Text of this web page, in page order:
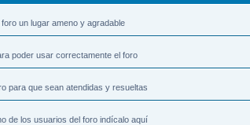
un lugar ameno y agradable
poder usar correctamente el foro
para que sean atendidas y resueltas
de los usuarios del foro indícalo aquí